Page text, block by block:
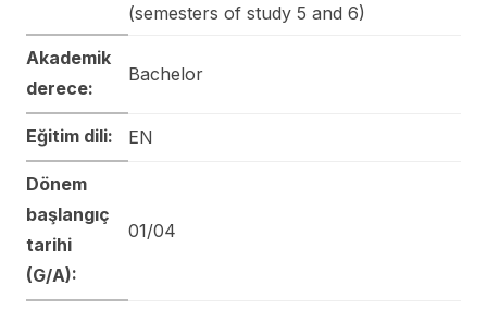
(semesters of study 5 and 6)
Akademik
derece:
Bachelor
Eğitim dili: EN
Dönem
başlangıç
tarihi
(G/A):
01/04